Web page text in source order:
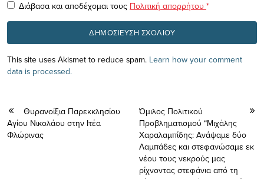
Διάβασα και αποδέχομαι τους Πολιτική απορρήτου *
This site uses Akismet to reduce spam. Learn how your comment
data is processed.
Θυρανοίξια Παρεκκλησίου
Αγίου Νικολάου στην Ιτέα
Φλώρινας
Όμιλος Πολιτικού
Προβληματισμού “Μιχάλης
Χαραλαμπίδης: Ανάψαμε δύο
Λαμπάδες και στεφανώσαμε εκ
νέου τους νεκρούς μας
ρίχνοντας στεφάνια από τη